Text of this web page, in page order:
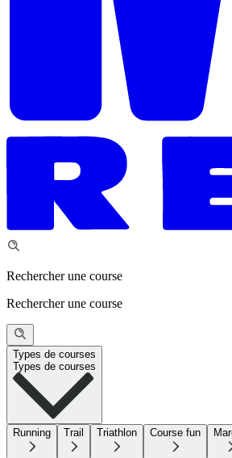
Rechercher une course
Rechercher une course
Types de courses
Types de courses
Running Trail Triathlon Course fun